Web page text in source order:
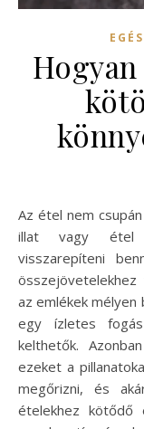
Az étel nem csupán táplálék; sokkal több annál. Egy-egy íz,
illat vagy étel
visszarepíteni
összejövetelekhez
az emlékek mélyen
egy ízletes
kelthetők.
ezeket a
megőrizni, és
ételekhez kötődő